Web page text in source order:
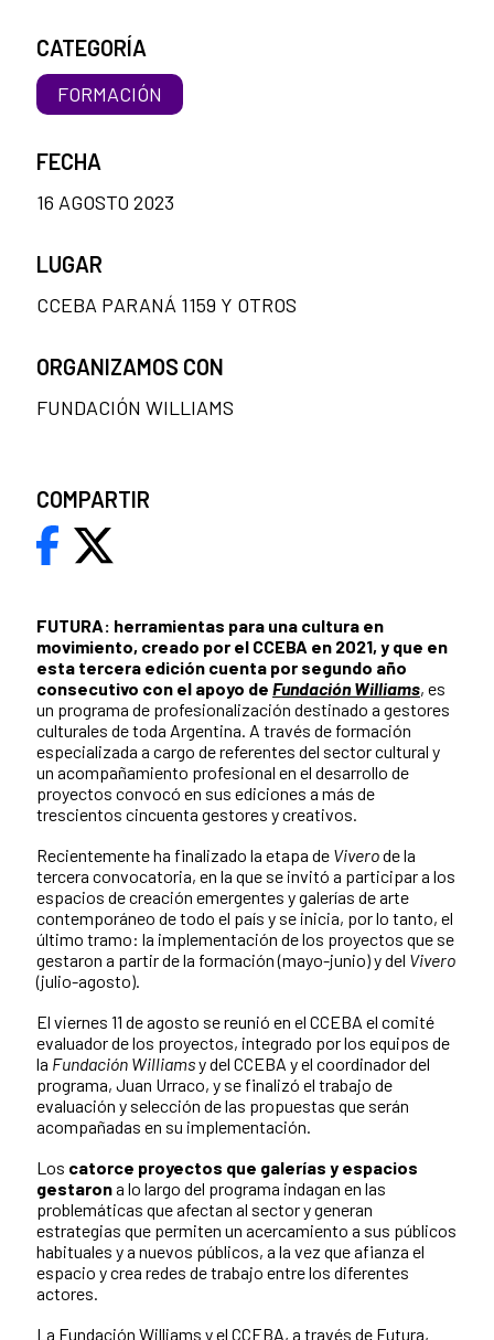
FUTURA: herramientas para una cultura en
movimiento, creado por el CCEBA en 2021, y que en
esta tercera edición cuenta por segundo año
consecutivo con el apoyo de Fundación Williams, es
un programa de profesionalización destinado a gestores
culturales de toda Argentina. A través de formación
especializada a cargo de referentes del sector cultural y
un acompañamiento profesional en el desarrollo de
proyectos convocó en sus ediciones a más de
trescientos cincuenta gestores y creativos.
Recientemente ha finalizado la etapa de Viverode la
tercera convocatoria, en la que se invitó a participar a los
espacios de creación emergentes y galerías de arte
contemporáneo de todo el país y se inicia, por lo tanto, el
último tramo: la implementación de los proyectos que se
gestaron a partir de la formación (mayo-junio) y del Vivero
(julio-agosto).
El viernes 11 de agosto se reunió en el CCEBA el comité
evaluador de los proyectos, integrado por los equipos de
la Fundación Williamsy del CCEBA y el coordinador del
programa, Juan Urraco, y se finalizó el trabajo de
evaluación y selección de las propuestas que serán
acompañadas en su implementación.
Los catorce proyectos que galerías y espacios
gestarona lo largo del programa indagan en las
problemáticas que afectan al sector y generan
estrategias que permiten un acercamiento a sus públicos
habituales y a nuevos públicos, a la vez que afianza el
espacio y crea redes de trabajo entre los diferentes
actores.
La Fundación Williams y el CCEBA, a través de Futura,
CATEGORÍA
FORMACIÓN
FECHA
16 AGOSTO 2023
LUGAR
CCEBA PARANÁ 1159 Y OTROS
ORGANIZAMOS CON
FUNDACIÓN WILLIAMS
COMPARTIR